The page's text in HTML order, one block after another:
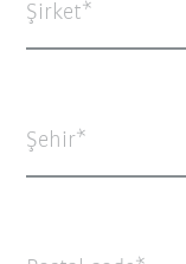
Şirket
Şehir